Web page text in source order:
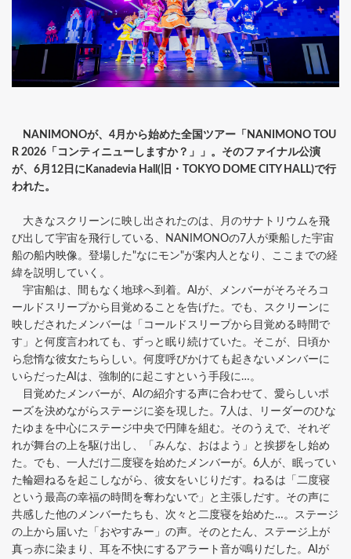
NANIMONOが、4月から始めた全国ツアー「NANIMONO TOU
R 2026「コンティニューしますか？」」。そのファイナル公演
が、6月12日にKanadevia Hall(旧・TOKYO DOME CITY HALL)で行
われた。
大きなスクリーンに映し出されたのは、月のサナトリウムを飛
び出して宇宙を飛行している、NANIMONOの7人が乗船した宇宙
船の船内映像。登場した"なにモン"が案内人となり、ここまでの経
緯を説明していく。
宇宙船は、間もなく地球へ到着。AIが、メンバーがそろそろコ
ールドスリープから目覚めることを告げた。でも、スクリーンに
映しだされたメンバーは「コールドスリープから目覚める時間で
す」と何度言われても、ずっと眠り続けていた。そこが、日頃か
ら怠惰な彼女たちらしい。何度呼びかけても起きないメンバーに
いらだったAIは、強制的に起こすという手段に…。
目覚めたメンバーが、AIの紹介する声に合わせて、愛らしいポ
ーズを決めながらステージに姿を現した。7人は、リーダーのひな
たゆまを中心にステージ中央で円陣を組む。そのうえで、それぞ
れが舞台の上を駆け出し、「みんな、おはよう」と挨拶をし始め
た。でも、一人だけ二度寝を始めたメンバーが。6人が、眠ってい
た輪廻ねるを起こしながら、彼女をいじりだす。ねるは「二度寝
という最高の幸福の時間を奪わないで」と主張しだす。その声に
共感した他のメンバーたちも、次々と二度寝を始めた…。ステージ
の上から届いた「おやすみー」の声。そのとたん、ステージ上が
真っ赤に染まり、耳を不快にするアラート音が鳴りだした。AIが